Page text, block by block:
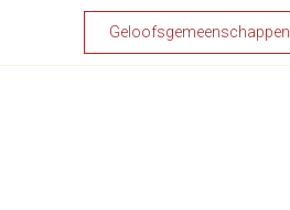
Geloofsgemeenschappen